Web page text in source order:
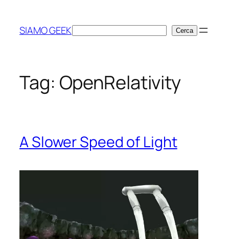
contenuto
SIAMO GEEKCerca Cerca
Tag: OpenRelativity
A Slower Speed of Light